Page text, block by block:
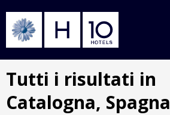
al
principale
Tutti i risultati in
Catalogna, Spagna